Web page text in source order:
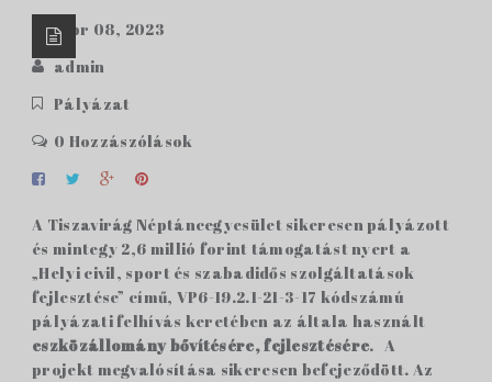
febr 08, 2023
admin
Pályázat
0 Hozzászólások
A Tiszavirág Néptáncegyesület sikeresen pályázott
és mintegy 2,6 millió forint támogatást nyert a
„Helyi civil, sport és szabadidős szolgáltatások
fejlesztése” című, VP6-19.2.1-21-3-17 kódszámú
pályázati felhívás keretében az általa használt
eszközállomány bővítésére, fejlesztésére. A
projekt megvalósítása sikeresen befejeződött. Az